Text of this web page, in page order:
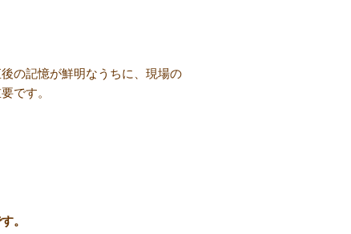
の記憶が鮮明なうちに、現場の
です。
。